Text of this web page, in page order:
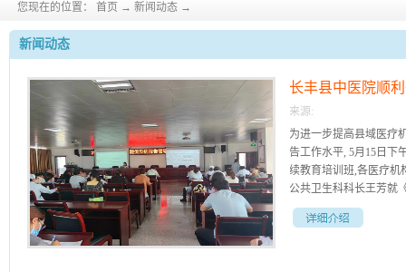
您现在的位置： 首页 → 新闻动态 →
新闻动态
长丰县中医院顺
训班
来源:
为进一步提高县域医疗
告工作水平, 5月15日下
续教育培训班,各医疗机
公共卫生科科长王芳就